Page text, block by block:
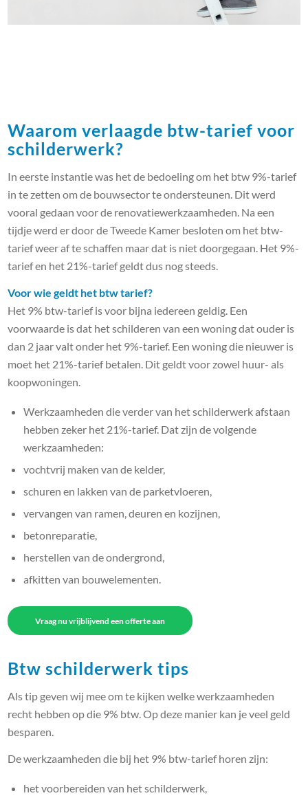
Waarom verlaagde btw-tarief voor
schilderwerk?
In eerste instantie was het de bedoeling om het btw 9%-tarief
in te zetten om de bouwsector te ondersteunen. Dit werd
vooral gedaan voor de renovatiewerkzaamheden. Na een
tijdje werd er door de Tweede Kamer besloten om het btw-
tarief weer af te schaffen maar dat is niet doorgegaan. Het 9%-
tarief en het 21%-tarief geldt dus nog steeds.
Voor wie geldt het btw tarief?
Het 9% btw-tarief is voor bijna iedereen geldig. Een
voorwaarde is dat het schilderen van een woning dat ouder is
dan 2 jaar valt onder het 9%-tarief. Een woning die nieuwer is
moet het 21%-tarief betalen. Dit geldt voor zowel huur- als
koopwoningen.
Werkzaamheden die verder van het schilderwerk afstaan
hebben zeker het 21%-tarief. Dat zijn de volgende
werkzaamheden:
vochtvrij maken van de kelder,
schuren en lakken van de parketvloeren,
vervangen van ramen, deuren en kozijnen,
betonreparatie,
herstellen van de ondergrond,
afkitten van bouwelementen.
Vraag nu vrijblijvend een offerte aan
Btw schilderwerk tips
Als tip geven wij mee om te kijken welke werkzaamheden
recht hebben op die 9% btw. Op deze manier kan je veel geld
besparen.
De werkzaamheden die bij het 9% btw-tarief horen zijn:
het voorbereiden van het schilderwerk,